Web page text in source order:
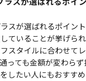
スが選ばれるポイン
ていることが挙げら
スタイルに合わせて
っても金額が変わら
したい人にもおすすめ